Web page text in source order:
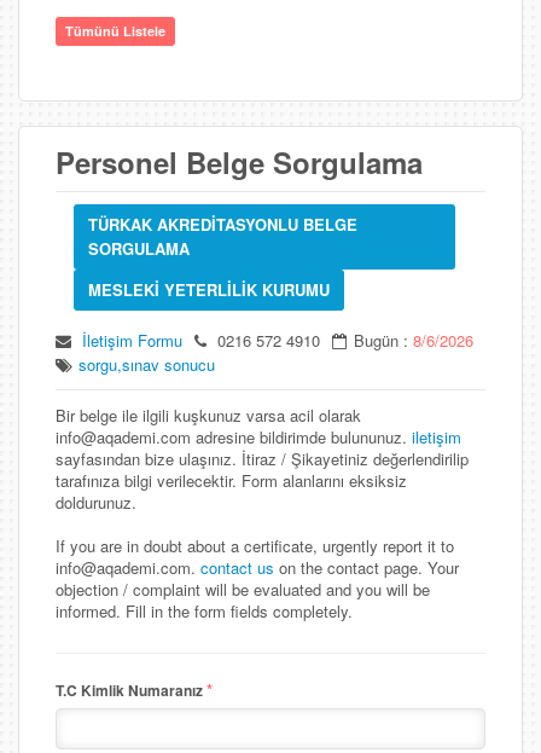
Tümünü Listele
Personel Belge Sorgulama
TÜRKAK AKREDİTASYONLU BELGE
SORGULAMA
MESLEKİ YETERLİLİK KURUMU
İletişim Formu 0216 572 4910 Bugün : 8/6/2026
sorgu,sınav sonucu
Bir belge ile ilgili kuşkunuz varsa acil olarak
info@aqademi.com adresine bildirimde bulununuz. iletişim
sayfasından bize ulaşınız. İtiraz / Şikayetiniz değerlendirilip
tarafınıza bilgi verilecektir. Form alanlarını eksiksiz
doldurunuz.
If you are in doubt about a certificate, urgently report it to
info@aqademi.com. contact us on the contact page. Your
objection / complaint will be evaluated and you will be
informed. Fill in the form fields completely.
T.C Kimlik Numaranız*